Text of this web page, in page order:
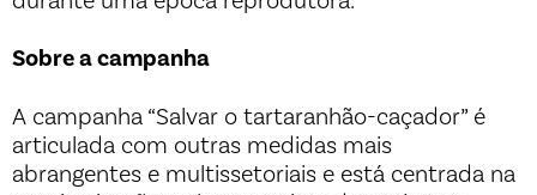
Sobre a campanha
A campanha “Salvar o tartaranhão-caçador” é
articulada com outras medidas mais
abrangentes e multissetoriais e está centrada na